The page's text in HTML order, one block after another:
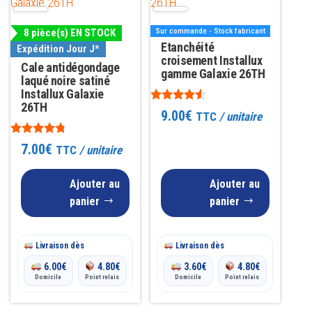
8 pièce(s) EN STOCK
Expédition Jour J*
Cale antidégondage
laqué noire satiné
Installux Galaxie
26TH
Note
4.607.00€ TTC / unitaire
Ajouter au
panier
Livraison dès
6.00€
Domicile
4.80€
Point relais
Sur commande - Stock fabricant
Etanchéité
croisement Installux
gamme Galaxie 26TH
Note
4.369.00€ TTC/ unitaire
Ajouter au
panier
Livraison dès
3.60€
Domicile
4.80€
Point relais